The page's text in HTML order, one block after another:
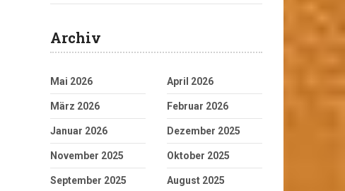
Archiv
Mai 2026 April 2026
März 2026 Februar 2026
Januar 2026 Dezember 2025
November 2025 Oktober 2025
September 2025 August 2025